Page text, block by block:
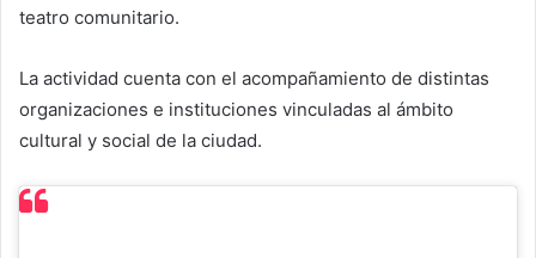
teatro comunitario.
La actividad cuenta con el acompañamiento de distintas
organizaciones e instituciones vinculadas al ámbito
cultural y social de la ciudad.